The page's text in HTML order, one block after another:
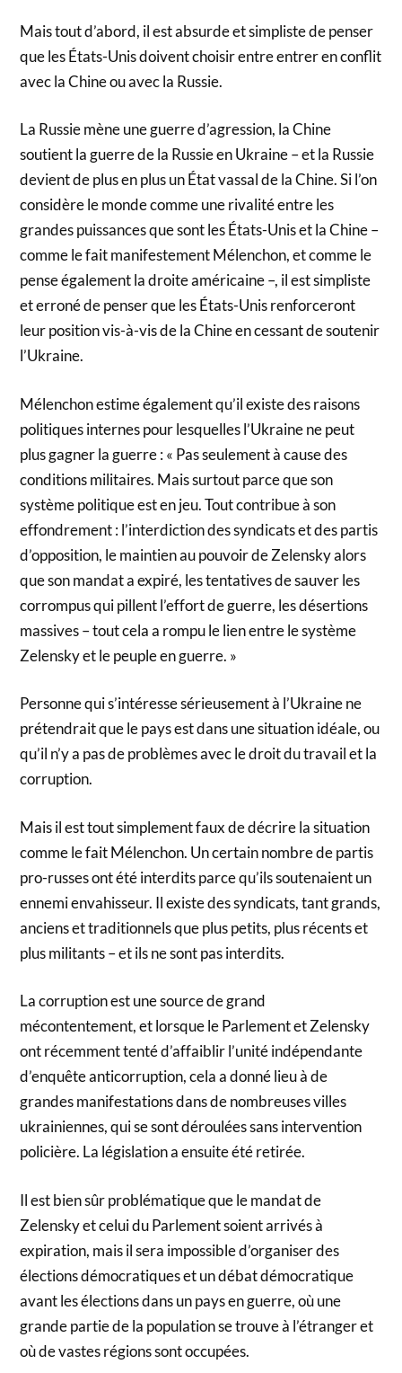
Mais tout d’abord, il est absurde et simpliste de penser
que les États-Unis doivent choisir entre entrer en conflit
avec la Chine ou avec la Russie.
La Russie mène une guerre d’agression, la Chine
soutient la guerre de la Russie en Ukraine – et la Russie
devient de plus en plus un État vassal de la Chine. Si l’on
considère le monde comme une rivalité entre les
grandes puissances que sont les États-Unis et la Chine –
comme le fait manifestement Mélenchon, et comme le
pense également la droite américaine –, il est simpliste
et erroné de penser que les États-Unis renforceront
leur position vis-à-vis de la Chine en cessant de soutenir
l’Ukraine.
Mélenchon estime également qu’il existe des raisons
politiques internes pour lesquelles l’Ukraine ne peut
plus gagner la guerre : « Pas seulement à cause des
conditions militaires. Mais surtout parce que son
système politique est en jeu. Tout contribue à son
effondrement : l’interdiction des syndicats et des partis
d’opposition, le maintien au pouvoir de Zelensky alors
que son mandat a expiré, les tentatives de sauver les
corrompus qui pillent l’effort de guerre, les désertions
massives – tout cela a rompu le lien entre le système
Zelensky et le peuple en guerre. »
Personne qui s’intéresse sérieusement à l’Ukraine ne
prétendrait que le pays est dans une situation idéale, ou
qu’il n’y a pas de problèmes avec le droit du travail et la
corruption.
Mais il est tout simplement faux de décrire la situation
comme le fait Mélenchon. Un certain nombre de partis
pro-russes ont été interdits parce qu’ils soutenaient un
ennemi envahisseur. Il existe des syndicats, tant grands,
anciens et traditionnels que plus petits, plus récents et
plus militants – et ils ne sont pas interdits.
La corruption est une source de grand
mécontentement, et lorsque le Parlement et Zelensky
ont récemment tenté d’affaiblir l’unité indépendante
d’enquête anticorruption, cela a donné lieu à de
grandes manifestations dans de nombreuses villes
ukrainiennes, qui se sont déroulées sans intervention
policière. La législation a ensuite été retirée.
Il est bien sûr problématique que le mandat de
Zelensky et celui du Parlement soient arrivés à
expiration, mais il sera impossible d’organiser des
élections démocratiques et un débat démocratique
avant les élections dans un pays en guerre, où une
grande partie de la population se trouve à l’étranger et
où de vastes régions sont occupées.